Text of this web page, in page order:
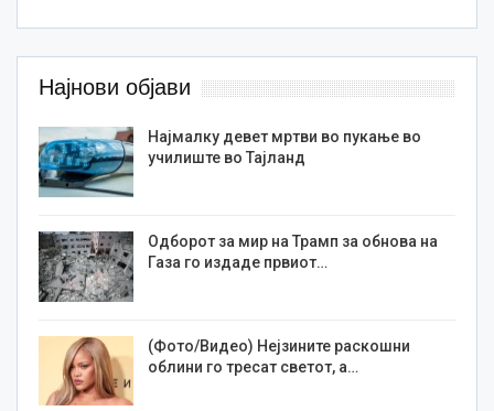
Најнови објави
Најмалку девет мртви во пукање во
училиште во Тајланд
Одборот за мир на Трамп за обнова на
Газа го издаде првиот…
(Фото/Видео) Нејзините раскошни
облини го тресат светот, а…